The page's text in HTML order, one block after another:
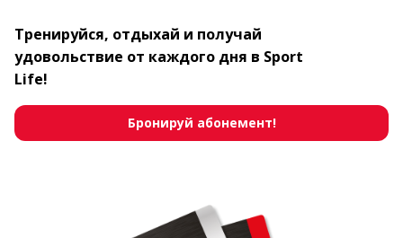
Тренируйся, отдыхай и получай
удовольствие от каждого дня в Sport
Life!
Бронируй абонемент!